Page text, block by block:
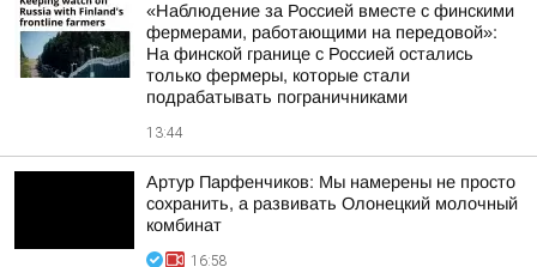
«Наблюдение за Россией вместе с финскими
фермерами, работающими на передовой»:
На финской границе с Россией остались
только фермеры, которые стали
подрабатывать пограничниками
13:44
Артур Парфенчиков: Мы намерены не просто
сохранить, а развивать Олонецкий молочный
комбинат
16:58